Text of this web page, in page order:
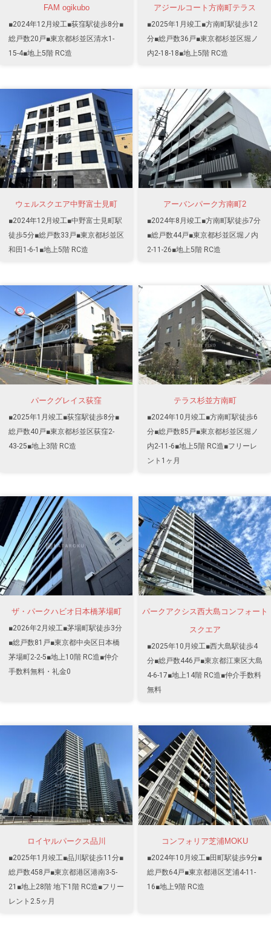
FAM ogikubo
■2024年12月竣工■荻窪駅徒歩8分■
総戸数20戸■東京都杉並区清水1-
15-4■地上5階 RC造
アジールコート方南町テラス
■2025年1月竣工■方南町駅徒歩12
分■総戸数36戸■東京都杉並区堀ノ
内2-18-18■地上5階 RC造
ウェルスクエア中野富士見町
■2024年12月竣工■中野富士見町駅
徒歩5分■総戸数33戸■東京都杉並区
和田1-6-1■地上5階 RC造
アーバンパーク方南町2
■2024年8月竣工■方南町駅徒歩7分
■総戸数44戸■東京都杉並区堀ノ内
2-11-26■地上5階 RC造
パークグレイス荻窪
■2025年1月竣工■荻窪駅徒歩8分■
総戸数40戸■東京都杉並区荻窪2-
43-25■地上3階 RC造
テラス杉並方南町
■2024年10月竣工■方南町駅徒歩6
分■総戸数85戸■東京都杉並区堀ノ
内2-11-6■地上5階 RC造■フリーレ
ント1ヶ月
ザ・パークハビオ日本橋茅場町
■2026年2月竣工■茅場町駅徒歩3分
■総戸数81戸■東京都中央区日本橋
茅場町2-2-5■地上10階 RC造■仲介
手数料無料・礼金0
パークアクシス西大島コンフォート
スクエア
■2025年10月竣工■西大島駅徒歩4
分■総戸数446戸■東京都江東区大島
4-6-17■地上14階 RC造■仲介手数料
無料
ロイヤルパークス品川
■2025年1月竣工■品川駅徒歩11分■
総戸数458戸■東京都港区港南3-5-
21■地上28階 地下1階 RC造■フリー
レント2.5ヶ月
コンフォリア芝浦MOKU
■2024年10月竣工■田町駅徒歩9分■
総戸数64戸■東京都港区芝浦4-11-
16■地上9階 RC造